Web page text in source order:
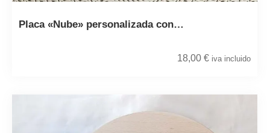
Placa «Nube» personalizada con…
18,00 € iva incluido